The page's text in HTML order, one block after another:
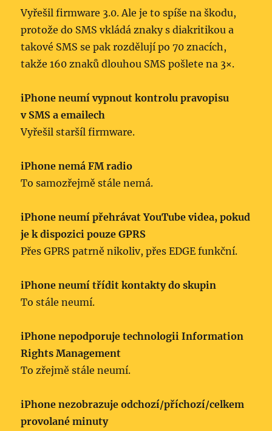
Vyřešil firmware 3.0. Ale je to spíše na škodu,
protože do SMS vkládá znaky s diakritikou a
takové SMS se pak rozdělují po 70 znacích,
takže 160 znaků dlouhou SMS pošlete na 3×.
iPhone neumí vypnout kontrolu pravopisu
v SMS a emailech
Vyřešil staršíl firmware.
iPhone nemá FM radio
To samozřejmě stále nemá.
iPhone neumí přehrávat YouTube videa, pokud
je k dispozici pouze GPRS
Přes GPRS patrně nikoliv, přes EDGE funkční.
iPhone neumí třídit kontakty do skupin
To stále neumí.
iPhone nepodporuje technologii Information
Rights Management
To zřejmě stále neumí.
iPhone nezobrazuje odchozí/přícho­zí/celkem
provolané minuty